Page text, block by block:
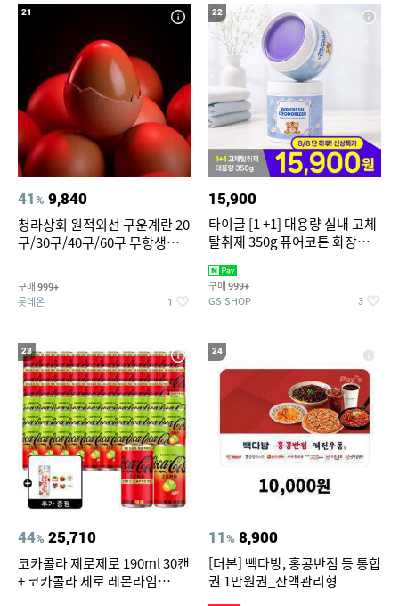
21
41% 9,840
청라상회 원적외선 구운계란 20
구/30구/40구/60구 무항생제
구매 999+
롯데온 1
22
15,900
타이글 [1 +1] 대용량 실내 고체
탈취제 350g 퓨어코튼 화장실
구매 999+
GS SHOP 3
23
44% 25,710
코카콜라 제로제로 190ml 30캔
+ 코카콜라 제로 레몬라임
24
11% 8,900
[더본] 빽다방, 홍콩반점 등 통합
권 1만원권_잔액관리형